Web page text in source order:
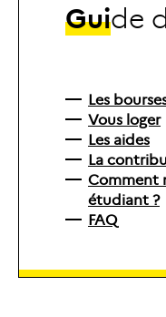
Guide d
Les
Vous loger
Les aides
La
Comment
étudiant ?
FAQ